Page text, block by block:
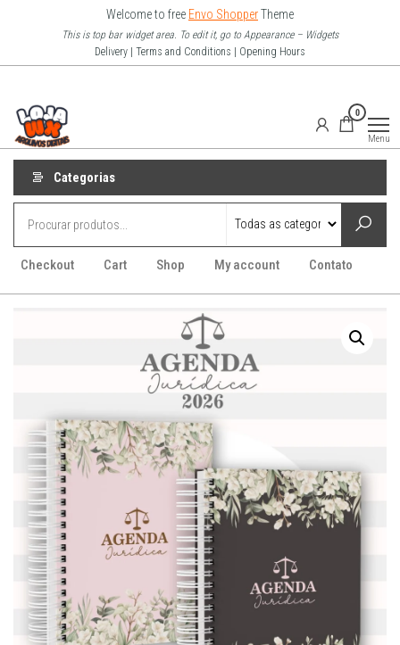
o
Welcome to free Envo ShopperTheme
This is top bar widget area. To edit it, go to Appearance – Widgets
Delivery | Terms and Conditions | Opening Hours
Arquivo
Digitais
0
Menu
Categorias
Checkout Cart Shop My account Contato